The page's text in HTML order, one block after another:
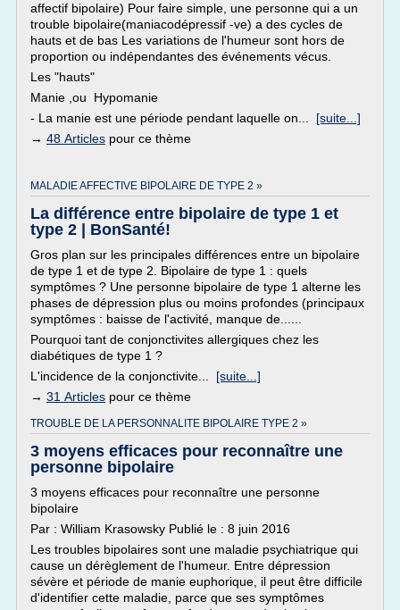
affectif bipolaire) Pour faire simple, une personne qui a un
trouble bipolaire(maniacodépressif -ve) a des cycles de
hauts et de bas Les variations de l'humeur sont hors de
proportion ou indépendantes des événements vécus.
Les "hauts"
Manie ,ou Hypomanie
- La manie est une période pendant laquelle on... [suite...]
→ 48 Articles pour ce thème
MALADIE AFFECTIVE BIPOLAIRE DE TYPE 2 »
La différence entre bipolaire de type 1 et
type 2 | BonSanté!
Gros plan sur les principales différences entre un bipolaire
de type 1 et de type 2. Bipolaire de type 1 : quels
symptômes ? Une personne bipolaire de type 1 alterne les
phases de dépression plus ou moins profondes (principaux
symptômes : baisse de l'activité, manque de......
Pourquoi tant de conjonctivites allergiques chez les
diabétiques de type 1 ?
L'incidence de la conjonctivite... [suite...]
→ 31 Articles pour ce thème
TROUBLE DE LA PERSONNALITE BIPOLAIRE TYPE 2 »
3 moyens efficaces pour reconnaître une
personne bipolaire
3 moyens efficaces pour reconnaître une personne
bipolaire
Par : William Krasowsky Publié le : 8 juin 2016
Les troubles bipolaires sont une maladie psychiatrique qui
cause un dérèglement de l'humeur. Entre dépression
sévère et période de manie euphorique, il peut être difficile
d'identifier cette maladie, parce que ses symptômes